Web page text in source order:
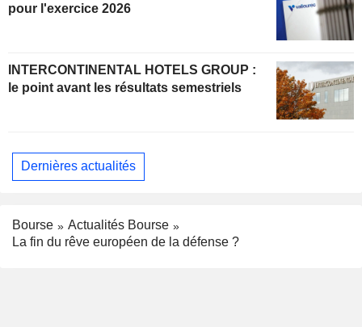
pour l'exercice 2026
INTERCONTINENTAL HOTELS GROUP :
le point avant les résultats semestriels
Dernières actualités
Bourse
Actualités Bourse
La fin du rêve européen de la défense ?